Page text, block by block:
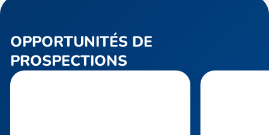
OPPORTUNITÉS DE
PROSPECTIONS